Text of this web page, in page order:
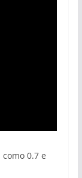
como 0.7 e